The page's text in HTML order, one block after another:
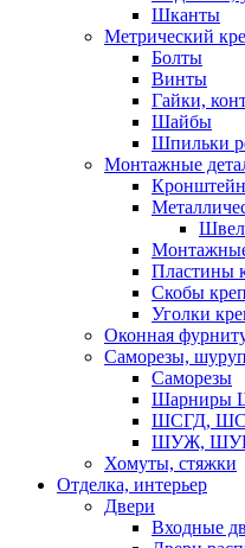
Шканты
Метрический
Болты
Винты
Гайки,
Шайбы
Шпильки
Монтажные
Пластины
Скобы
Уголки
Оконная
Саморезы,
Саморезы
ШСГД,
ШУЖ,
Хомуты, стяжки
Отделка, интерьер
Двери
Входные